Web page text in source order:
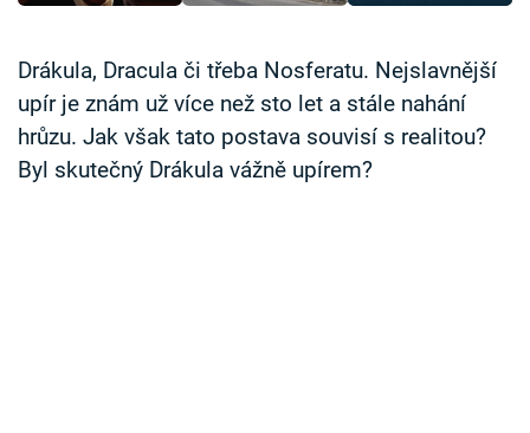
Drákula, Dracula či třeba Nosferatu. Nejslavnější
upír je znám už více než sto let a stále nahání
hrůzu. Jak však tato postava souvisí s realitou?
Byl skutečný Drákula vážně upírem?